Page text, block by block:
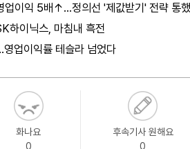
업이익 5배↑…정의선 '제값받기' 전략 통
하이닉스, 마침내 흑전
영업이익률 테슬라 넘었다
화나요
0
후속기사 원해요
0